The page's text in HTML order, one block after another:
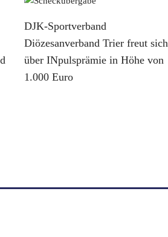
DJK-Sportverband
Diözesanverband Trier freut sich
über INpulsprämie in Höhe von
1.000 Euro